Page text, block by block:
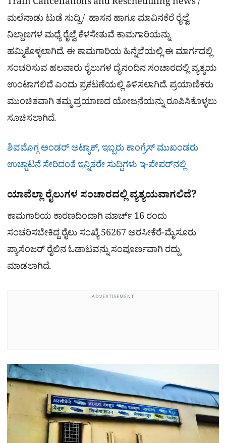
Train Cancellations and Rescheduling news /
ಮಲೆನಾಡು ಟುಡೆ ಸುದ್ದಿ / ಹಾಸನ ಹಾಗೂ ಮಾವಿನಕೆರೆ ರೈಲ್ವೆ
ನಿಲ್ದಾಣಗಳ ಮಧ್ಯೆ ರೈಲ್ವೆ ಕೆಳಸೇತುವೆ ಕಾಮಗಾರಿಯನ್ನು
ಹಮ್ಮಿಕೊಳ್ಳಲಾಗಿದೆ. ಈ ಕಾಮಗಾರಿಯ ಹಿನ್ನೆಲೆಯಲ್ಲಿ ಈ ಮಾರ್ಗದಲ್ಲಿ
ಸಂಚರಿಸುವ ಹಲವಾರು ರೈಲುಗಳ ದೈನಂದಿನ ಸಂಚಾರದಲ್ಲಿ ವ್ಯತ್ಯಯ
ಉಂಟಾಗಲಿದೆ ಎಂದು ಪ್ರಕಟಣೆಯಲ್ಲಿ ತಿಳಿಸಲಾಗಿದೆ. ಪ್ರಯಾಣಿಕರು
ಮುಂಚಿತವಾಗಿ ತಮ್ಮ ಪ್ರಯಾಣದ ಯೋಜನೆಯನ್ನು ರೂಪಿಸಿಕೊಳ್ಳಲು
ಸೂಚಿಸಲಾಗಿದೆ.
ಶಿವಮೊಗ್ಗ ಅಂಡರ್​ ಅಟ್ಯಾಕ್​​, ಇಬ್ಬರು ಕಾಂಗ್ರೆಸ್​ ಮುಖಂಡರು
ಉಚ್ಚಾಟನೆ ಸೇರಿದಂತೆ ಇನ್ನಿತರೇ ಸುದ್ದಿಗಳು ಇ-ಪೇಪರ್​ನಲ್ಲಿ
ಯಾವೆಲ್ಲಾ ರೈಲುಗಳ ಸಂಚಾರದಲ್ಲಿ ವ್ಯತ್ಯಯವಾಗಲಿದೆ?
ಕಾಮಗಾರಿಯ ಕಾರಣದಿಂದಾಗಿ ಮಾರ್ಚ್ 16 ರಂದು
ಸಂಚರಿಸಬೇಕಿದ್ದ ರೈಲು ಸಂಖ್ಯೆ 56267 ಅರಸೀಕೆರೆ-ಮೈಸೂರು
ಪ್ಯಾಸೆಂಜರ್ ರೈಲಿನ ಓಡಾಟವನ್ನು ಸಂಪೂರ್ಣವಾಗಿ ರದ್ದು
ಮಾಡಲಾಗಿದೆ.
ADVERTISEMENT